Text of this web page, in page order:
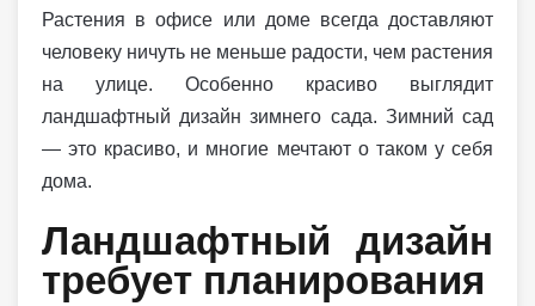
Растения в офисе или доме всегда доставляют
человеку ничуть не меньше радости, чем растения
на улице. Особенно красиво выглядит
ландшафтный дизайн зимнего сада. Зимний сад
— это красиво, и многие мечтают о таком у себя
дома.
Ландшафтный дизайн
требует планирования